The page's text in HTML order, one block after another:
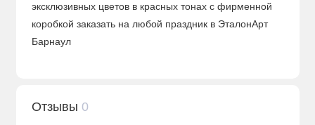
эксклюзивных цветов в красных тонах с фирменной
коробкой заказать на любой праздник в ЭталонАрт
Барнаул
Отзывы 0